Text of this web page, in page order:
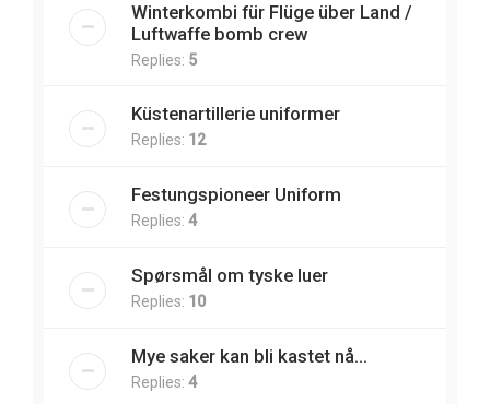
Winterkombi für Flüge über Land /
Luftwaffe bomb crew
Replies: 5
Küstenartillerie uniformer
Replies: 12
Festungspioneer Uniform
Replies: 4
Spørsmål om tyske luer
Replies: 10
Mye saker kan bli kastet nå...
Replies: 4